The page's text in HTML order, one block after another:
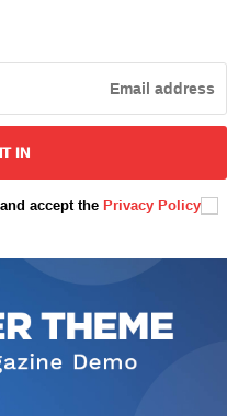
تور
ئاناسەھىپە
بىز كىم؟
IN
accept the Privacy Policy